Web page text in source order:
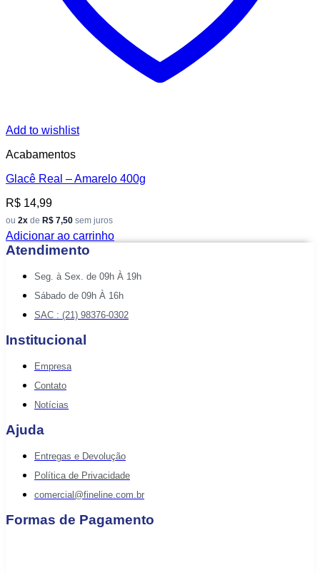
Add to wishlist
Acabamentos
Glacê Real – Amarelo 400g
R$ 14,99
ou 2x de R$ 7,50 sem juros
Adicionar ao carrinho
Atendimento
Seg. à Sex. de 09h À 19h
Sábado de 09h À 16h
SAC : (21) 98376-0302
Institucional
Empresa
Contato
Notícias
Ajuda
Entregas e Devolução
Política de Privacidade
comercial@fineline.com.br
Formas de Pagamento